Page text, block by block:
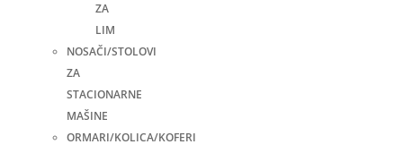
ZA
LIM
NOSAČI/STOLOVI
ZA
STACIONARNE
MAŠINE
ORMARI/KOLICA/KOFERI